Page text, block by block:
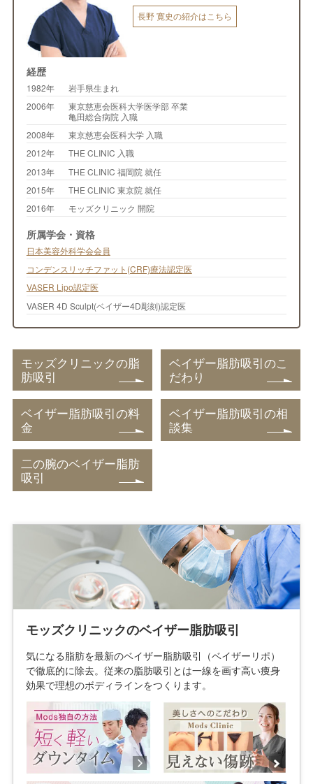
長野 寛史の紹介はこちら
経歴
1982年
岩手県生まれ
2006年
東京慈恵会医科大学医学部 卒業
亀田総合病院 入職
2008年
東京慈恵会医科大学 入職
2012年
THE CLINIC 入職
2013年
THE CLINIC 福岡院 就任
2015年
THE CLINIC 東京院 就任
2016年
モッズクリニック 開院
所属学会・資格
日本美容外科学会会員
コンデンスリッチファット(CRF)療法認定医
VASER Lipo認定医
VASER 4D Sculpt(ベイザー4D彫刻)認定医
モッズクリニックの脂
肪吸引
ベイザー脂肪吸引のこ
だわり
ベイザー脂肪吸引の料
金
ベイザー脂肪吸引の相
談集
二の腕のベイザー脂肪
吸引
モッズクリニックのベイザー脂肪吸引
気になる脂肪を最新のベイザー脂肪吸引（ベイザーリポ）
で徹底的に除去。従来の脂肪吸引とは一線を画す高い痩身
効果で理想のボディラインをつくります。